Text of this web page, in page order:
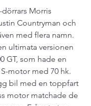
Morris
Countryman och
med flera namn.
ultimata versionen
GT, som hade en
motor med 70 hk.
bil med en toppfart
motor matchade de